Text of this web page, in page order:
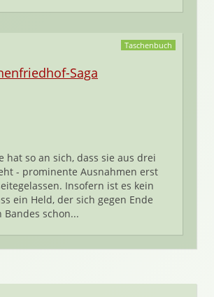
Taschenbuch
Saga
hat so an sich, dass sie aus drei
- prominente Ausnahmen erst
Insofern ist es kein
ein Held, der sich gegen Ende
Bandes schon...